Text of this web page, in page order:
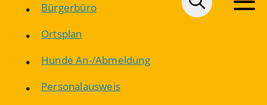
Bürgerbüro
Ortsplan
Hunde An-/Abmeldung
Personalausweis